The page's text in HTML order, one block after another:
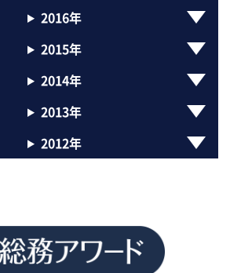
2016年
2015年
2014年
2013年
2012年